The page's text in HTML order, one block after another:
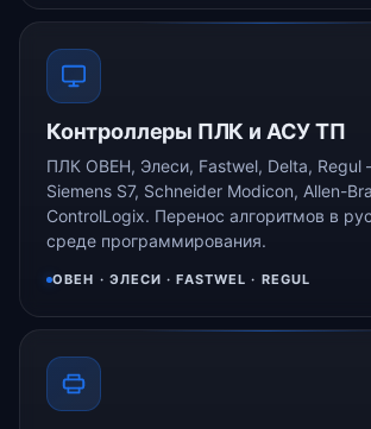
Контроллеры ПЛК и АСУ ТП
ПЛК ОВЕН, Элеси, Fastwel, Delta, Regul
Siemens S7, Schneider Modicon, Allen-
ControlLogix. Перенос алгоритмов в
среде программирования.
ОВЕН · ЭЛЕСИ · FASTWEL · REGUL